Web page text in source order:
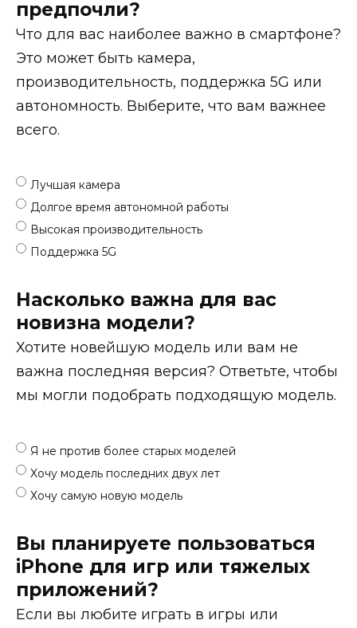
предпочли?
Что для вас наиболее важно в смартфоне?
Это может быть камера,
производительность, поддержка 5G или
автономность. Выберите, что вам важнее
всего.
Лучшая камера
Долгое время автономной работы
Высокая производительность
Поддержка 5G
Насколько важна для вас
новизна модели?
Хотите новейшую модель или вам не
важна последняя версия? Ответьте, чтобы
мы могли подобрать подходящую модель.
Я не против более старых моделей
Хочу модель последних двух лет
Хочу самую новую модель
Вы планируете пользоваться
iPhone для игр или тяжелых
приложений?
Если вы любите играть в игры или